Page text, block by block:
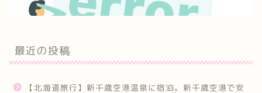
最近の投稿
【北海道旅行】新千歳空港温泉に宿泊。新千歳空港で安